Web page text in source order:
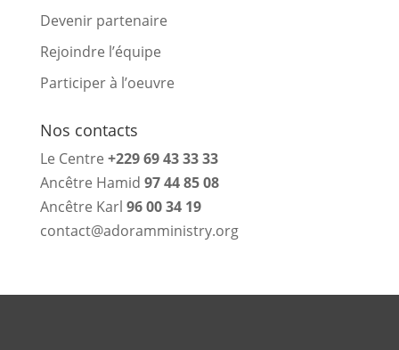
Devenir partenaire
Rejoindre l’équipe
Participer à l’oeuvre
Nos contacts
Le Centre +229 69 43 33 33
Ancêtre Hamid 97 44 85 08
Ancêtre Karl 96 00 34 19
contact@adoramministry.org